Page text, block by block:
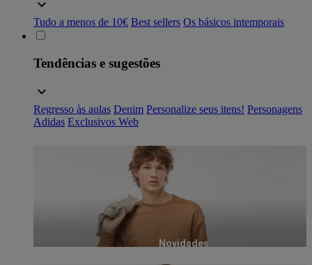
Tudo a menos de 10€ Best sellers Os básicos intemporais
Tendências e sugestões
Regresso às aulas Denim Personalize seus itens! Personagens
Adidas Exclusivos Web
Novidades